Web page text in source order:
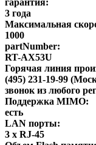
3 года
Максимальная
1000
partNumber:
RT-AX53U
Горячая линия
(495) 231-19-99
звонок из любого
Поддержка MIMO:
есть
LAN порты:
3 х RJ-45